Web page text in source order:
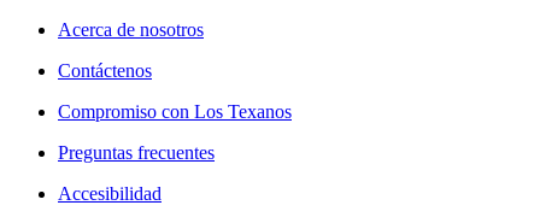
Acerca de nosotros
Contáctenos
Compromiso con Los Texanos
Preguntas frecuentes
Accesibilidad